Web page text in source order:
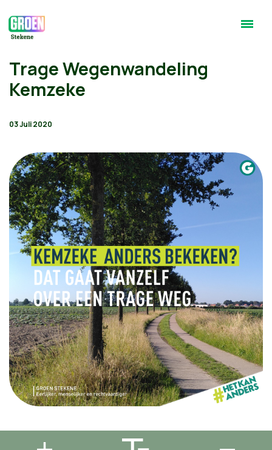
Trage Wegenwandeling
Kemzeke
03 Juli 2020